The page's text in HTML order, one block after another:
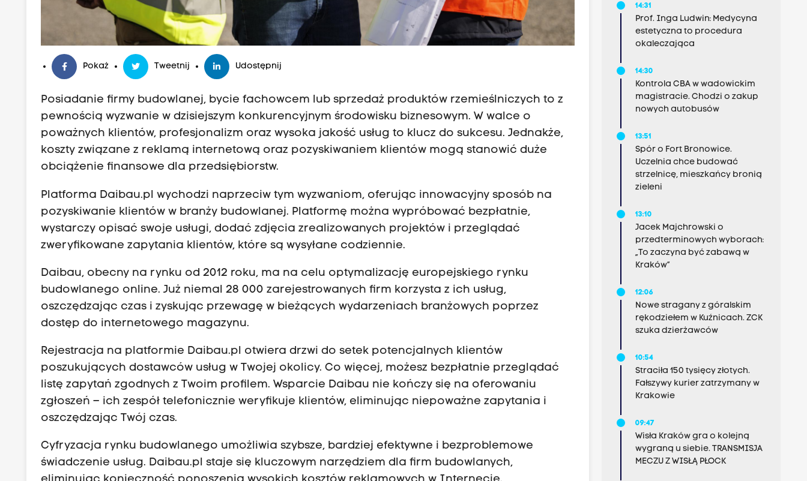
Pokaż Tweetnij Udostępnij
Posiadanie firmy budowlanej, bycie fachowcem lub sprzedaż produktów rzemieślniczych to z
pewnością wyzwanie w dzisiejszym konkurencyjnym środowisku biznesowym. W walce o
poważnych klientów, profesjonalizm oraz wysoka jakość usług to klucz do sukcesu. Jednakże,
koszty związane z reklamą internetową oraz pozyskiwaniem klientów mogą stanowić duże
obciążenie finansowe dla przedsiębiorstw.
Platforma Daibau.pl wychodzi naprzeciw tym wyzwaniom, oferując innowacyjny sposób na
pozyskiwanie klientów w branży budowlanej. Platformę można wypróbować bezpłatnie,
wystarczy opisać swoje usługi, dodać zdjęcia zrealizowanych projektów i przeglądać
zweryfikowane zapytania klientów, które są wysyłane codziennie.
Daibau, obecny na rynku od 2012 roku, ma na celu optymalizację europejskiego rynku
budowlanego online. Już niemal 28 000 zarejestrowanych firm korzysta z ich usług,
oszczędzając czas i zyskując przewagę w bieżących wydarzeniach branżowych poprzez
dostęp do internetowego magazynu.
Rejestracja na platformie Daibau.pl otwiera drzwi do setek potencjalnych klientów
poszukujących dostawców usług w Twojej okolicy. Co więcej, możesz bezpłatnie przeglądać
listę zapytań zgodnych z Twoim profilem. Wsparcie Daibau nie kończy się na oferowaniu
zgłoszeń – ich zespół telefonicznie weryfikuje klientów, eliminując niepoważne zapytania i
oszczędzając Twój czas.
Cyfryzacja rynku budowlanego umożliwia szybsze, bardziej efektywne i bezproblemowe
świadczenie usług. Daibau.pl staje się kluczowym narzędziem dla firm budowlanych,
14:31
Prof. Inga Ludwin: Medycyna
estetyczna to procedura
okaleczająca
14:30
Kontrola CBA w wadowickim
magistracie. Chodzi o zakup
nowych autobusów
13:51
Spór o Fort Bronowice.
Uczelnia chce budować
strzelnicę, mieszkańcy bronią
zieleni
13:10
Jacek Majchrowski o
przedterminowych wyborach:
„To zaczyna być zabawą w
Kraków”
12:06
Nowe stragany z góralskim
rękodziełem w Kuźnicach. ZCK
szuka dzierżawców
10:54
Straciła 150 tysięcy złotych.
Fałszywy kurier zatrzymany w
Krakowie
09:47
Wisła Kraków gra o kolejną
wygraną u siebie. TRANSMISJA
MECZU Z WISŁĄ PŁOCK